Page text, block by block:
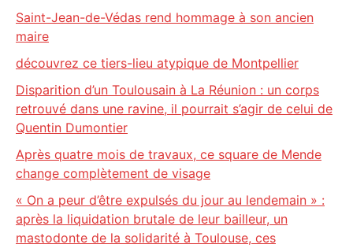
Saint-Jean-de-Védas rend hommage à son ancien
maire
découvrez ce tiers-lieu atypique de Montpellier
Disparition d’un Toulousain à La Réunion : un corps
retrouvé dans une ravine, il pourrait s’agir de celui de
Quentin Dumontier
Après quatre mois de travaux, ce square de Mende
change complètement de visage
« On a peur d’être expulsés du jour au lendemain » :
après la liquidation brutale de leur bailleur, un
mastodonte de la solidarité à Toulouse, ces